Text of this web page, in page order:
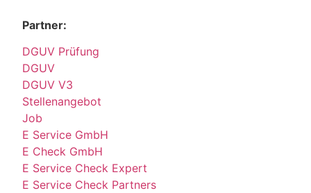
Partner:
DGUV Prüfung
DGUV
DGUV V3
Stellenangebot
Job
E Service GmbH
E Check GmbH
E Service Check Expert
E Service Check Partners